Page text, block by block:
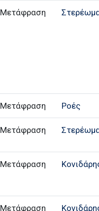
Μετάφραση
Μετάφραση Ροές
Μετάφραση
Μετάφραση
Μετάφραση